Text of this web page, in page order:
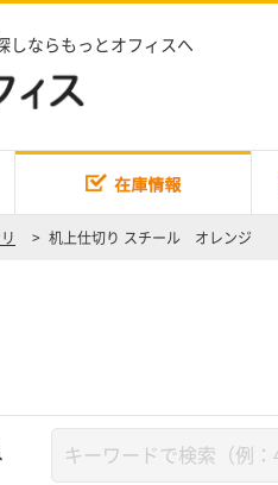
しならもっとオフィスへ
> 机上仕切り スチール オレンジ